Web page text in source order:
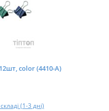
color (4410-A)
(1-3 дні)